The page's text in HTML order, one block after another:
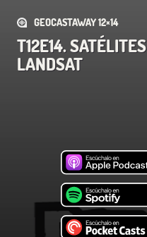
GEOCASTAWAY 12×14
T12E14. SATÉLITES
LANDSAT